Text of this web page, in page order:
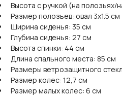
Высота с ручкой (на полозьях/
Размер полозьев: овал 3х1.5 см
Ширина сиденья: 35 см
Глубина сиденья: 27 см
Высота спинки: 44 см
Длина спального места: 85 см
Размеры ветрозащитного
Размер колес: 12,7 см
Размер малых колес: 6 см